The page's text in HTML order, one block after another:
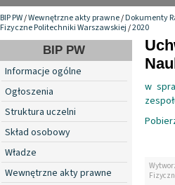
BIP PW/Wewnętrzne akty prawne/Dokumenty
Fizyczne Politechniki Warszawskiej/2020
BIP PW
Informacje ogólne
Ogłoszenia
Struktura uczelni
Skład osobowy
Władze
Wewnętrzne akty prawne
w